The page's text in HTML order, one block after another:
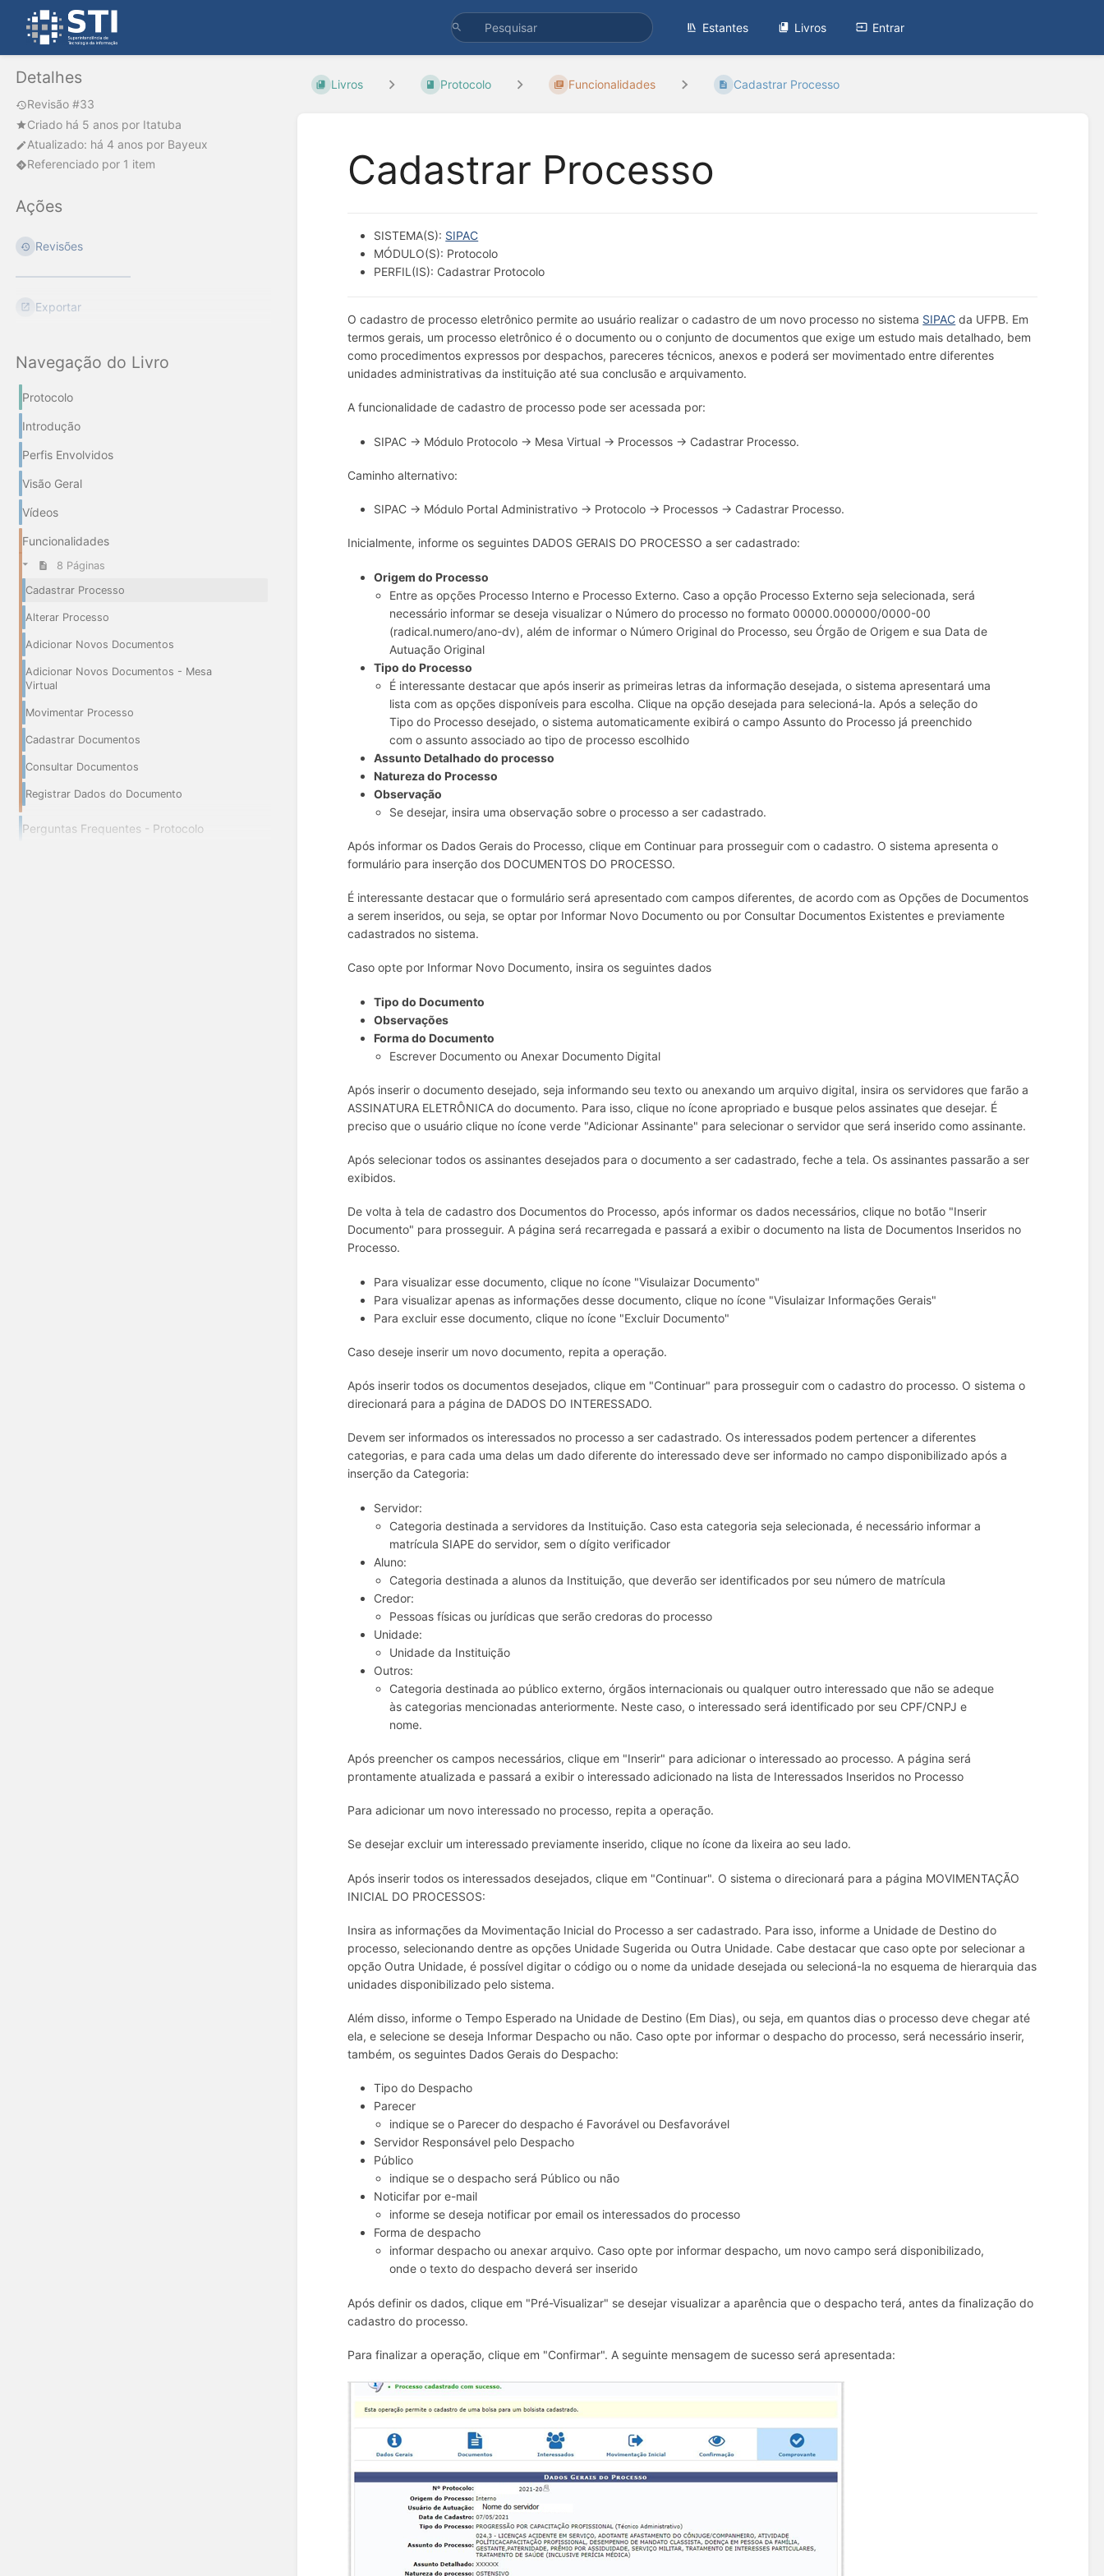
Estantes Livros Entrar
Detalhes
Revisão #33
Criado há 5 anos por Itatuba
Atualizado: há 4 anos por Bayeux
Referenciado por 1 item
Ações
Revisões
Exportar
Navegação do Livro
Protocolo
Introdução
Perfis Envolvidos
Visão Geral
Vídeos
Funcionalidades
8 Páginas
Cadastrar Processo
Alterar Processo
Adicionar Novos Documentos
Adicionar Novos Documentos - Mesa
Virtual
Movimentar Processo
Cadastrar Documentos
Consultar Documentos
Registrar Dados do Documento
Perguntas Frequentes - Protocolo
Livros Protocolo Funcionalidades Cadastrar Processo
Cadastrar Processo
SISTEMA(S): SIPAC
MÓDULO(S): Protocolo
PERFIL(IS): Cadastrar Protocolo
O cadastro de processo eletrônico permite ao usuário realizar o cadastro de um novo processo no sistema SIPAC da UFPB. Em
termos gerais, um processo eletrônico é o documento ou o conjunto de documentos que exige um estudo mais detalhado, bem
como procedimentos expressos por despachos, pareceres técnicos, anexos e poderá ser movimentado entre diferentes
unidades administrativas da instituição até sua conclusão e arquivamento.
A funcionalidade de cadastro de processo pode ser acessada por:
SIPAC → Módulo Protocolo → Mesa Virtual → Processos → Cadastrar Processo.
Caminho alternativo:
SIPAC → Módulo Portal Administrativo → Protocolo → Processos → Cadastrar Processo.
Inicialmente, informe os seguintes DADOS GERAIS DO PROCESSO a ser cadastrado:
Origem do Processo
Entre as opções Processo Interno e Processo Externo. Caso a opção Processo Externo seja selecionada, será
necessário informar se deseja visualizar o Número do processo no formato 00000.000000/0000-00
(radical.numero/ano-dv), além de informar o Número Original do Processo, seu Órgão de Origem e sua Data de
Autuação Original
Tipo do Processo
É interessante destacar que após inserir as primeiras letras da informação desejada, o sistema apresentará uma
lista com as opções disponíveis para escolha. Clique na opção desejada para selecioná-la. Após a seleção do
Tipo do Processo desejado, o sistema automaticamente exibirá o campo Assunto do Processo já preenchido
com o assunto associado ao tipo de processo escolhido
Assunto Detalhado do processo
Natureza do Processo
Observação
Se desejar, insira uma observação sobre o processo a ser cadastrado.
Após informar os Dados Gerais do Processo, clique em Continuar para prosseguir com o cadastro. O sistema apresenta o
formulário para inserção dos DOCUMENTOS DO PROCESSO.
É interessante destacar que o formulário será apresentado com campos diferentes, de acordo com as Opções de Documentos
a serem inseridos, ou seja, se optar por Informar Novo Documento ou por Consultar Documentos Existentes e previamente
cadastrados no sistema.
Caso opte por Informar Novo Documento, insira os seguintes dados
Tipo do Documento
Observações
Forma do Documento
Escrever Documento ou Anexar Documento Digital
Após inserir o documento desejado, seja informando seu texto ou anexando um arquivo digital, insira os servidores que farão a
ASSINATURA ELETRÔNICA do documento. Para isso, clique no ícone apropriado e busque pelos assinates que desejar. É
preciso que o usuário clique no ícone verde "Adicionar Assinante" para selecionar o servidor que será inserido como assinante.
Após selecionar todos os assinantes desejados para o documento a ser cadastrado, feche a tela. Os assinantes passarão a ser
exibidos.
De volta à tela de cadastro dos Documentos do Processo, após informar os dados necessários, clique no botão "Inserir
Documento" para prosseguir. A página será recarregada e passará a exibir o documento na lista de Documentos Inseridos no
Processo.
Para visualizar esse documento, clique no ícone "Visulaizar Documento"
Para visualizar apenas as informações desse documento, clique no ícone "Visulaizar Informações Gerais"
Para excluir esse documento, clique no ícone "Excluir Documento"
Caso deseje inserir um novo documento, repita a operação.
Após inserir todos os documentos desejados, clique em "Continuar" para prosseguir com o cadastro do processo. O sistema o
direcionará para a página de DADOS DO INTERESSADO.
Devem ser informados os interessados no processo a ser cadastrado. Os interessados podem pertencer a diferentes
categorias, e para cada uma delas um dado diferente do interessado deve ser informado no campo disponibilizado após a
inserção da Categoria:
Servidor:
Categoria destinada a servidores da Instituição. Caso esta categoria seja selecionada, é necessário informar a
matrícula SIAPE do servidor, sem o dígito verificador
Aluno:
Categoria destinada a alunos da Instituição, que deverão ser identificados por seu número de matrícula
Credor:
Pessoas físicas ou jurídicas que serão credoras do processo
Unidade:
Unidade da Instituição
Outros:
Categoria destinada ao público externo, órgãos internacionais ou qualquer outro interessado que não se adeque
às categorias mencionadas anteriormente. Neste caso, o interessado será identificado por seu CPF/CNPJ e
nome.
Após preencher os campos necessários, clique em "Inserir" para adicionar o interessado ao processo. A página será
prontamente atualizada e passará a exibir o interessado adicionado na lista de Interessados Inseridos no Processo
Para adicionar um novo interessado no processo, repita a operação.
Se desejar excluir um interessado previamente inserido, clique no ícone da lixeira ao seu lado.
Após inserir todos os interessados desejados, clique em "Continuar". O sistema o direcionará para a página MOVIMENTAÇÃO
INICIAL DO PROCESSOS:
Insira as informações da Movimentação Inicial do Processo a ser cadastrado. Para isso, informe a Unidade de Destino do
processo, selecionando dentre as opções Unidade Sugerida ou Outra Unidade. Cabe destacar que caso opte por selecionar a
opção Outra Unidade, é possível digitar o código ou o nome da unidade desejada ou selecioná-la no esquema de hierarquia das
unidades disponibilizado pelo sistema.
Além disso, informe o Tempo Esperado na Unidade de Destino (Em Dias), ou seja, em quantos dias o processo deve chegar até
ela, e selecione se deseja Informar Despacho ou não. Caso opte por informar o despacho do processo, será necessário inserir,
também, os seguintes Dados Gerais do Despacho:
Tipo do Despacho
Parecer
indique se o Parecer do despacho é Favorável ou Desfavorável
Servidor Responsável pelo Despacho
Público
indique se o despacho será Público ou não
Noticifar por e-mail
informe se deseja notificar por email os interessados do processo
Forma de despacho
informar despacho ou anexar arquivo. Caso opte por informar despacho, um novo campo será disponibilizado,
onde o texto do despacho deverá ser inserido
Após definir os dados, clique em "Pré-Visualizar" se desejar visualizar a aparência que o despacho terá, antes da finalização do
cadastro do processo.
Para finalizar a operação, clique em "Confirmar". A seguinte mensagem de sucesso será apresentada: